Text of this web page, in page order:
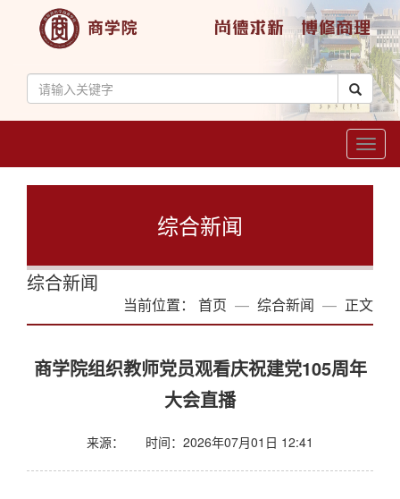
综合新闻
综合新闻
当前位置： 首页 综合新闻 正文
商学院组织教师党员观看庆祝建党105周年
大会直播
来源： 时间：2026年07月01日 12:41